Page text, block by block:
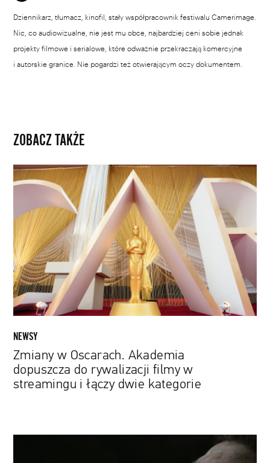
Dziennikarz, tłumacz, kinofil, stały współpracownik festiwalu Camerimage.
Nic, co audiowizualne, nie jest mu obce, najbardziej ceni sobie jednak
projekty filmowe i serialowe, które odważnie przekraczają komercyjne
i autorskie granice. Nie pogardzi też otwierającym oczy dokumentem.
ZOBACZ TAKŻE
Zmiany
w
Akademia
dopuszcza
do
rywalizacji
filmy
w
streamingu
i
łączy
kategorie
NEWSY
Zmiany w Oscarach. Akademia
dopuszcza do rywalizacji filmy w
streamingu i łączy dwie kategorie